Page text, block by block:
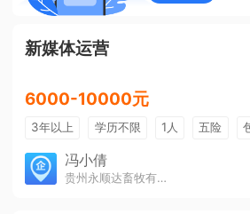
新媒体运营
6000-10000元
3年以上 学历不限 1人 五险
冯小倩
贵州永顺达畜牧有限公司